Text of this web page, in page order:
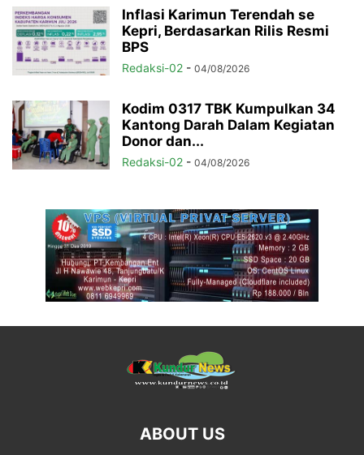
Inflasi Karimun Terendah se
Kepri, Berdasarkan Rilis Resmi
BPS
Redaksi-02 - 04/08/2026
Kodim 0317 TBK Kumpulkan 34
Kantong Darah Dalam Kegiatan
Donor dan...
Redaksi-02 - 04/08/2026
ABOUT US